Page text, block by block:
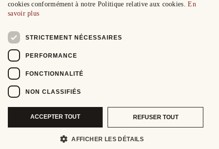
cookies conformément à notre Politique relative aux cookies.En
savoir plus
STRICTEMENT NÉCESSAIRES
PERFORMANCE
FONCTIONNALITÉ
NON CLASSIFIÉS
ACCEPTER TOUT REFUSER TOUT
AFFICHER LES DÉTAILS